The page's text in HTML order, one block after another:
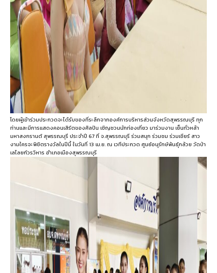
โดยผู้เข้าร่วมประกวดจะได้รับของที่ระลึกจากองค์การบริหารส่วนจังหวัดสุพรรณบุรี ทุก
ท่านและมีการแสดงคอนเสิร์ตของศิลปิน เชิญชวนนักท่องเที่ยว มาร่วมงาน เย็นทั่วหล้า
มหาสงกรานต์ สุพรรณบุรี ประจำปี 67 ที่ จ.สุพรรณบุรี ร่วมสนุก ร่วมชม ร่วมเชียร์ สาว
งามใครจะพิชิตรางวัลในปีนี้ ในวันที่ 13 เม.ย. ณ เวทีประกวด ศูนย์อนุรักษ์พันธุ์กล้วย วัดป่า
เลไลยก์วรวิหาร อำเภอเมืองสุพรรณบุรี